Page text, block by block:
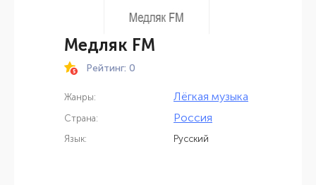
Медляк FM
Рейтинг: 0
Жанры: Лёгкая музыка
Страна: Россия
Язык: Русский